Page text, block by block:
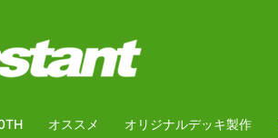
オススメ オリジナルデッキ製作